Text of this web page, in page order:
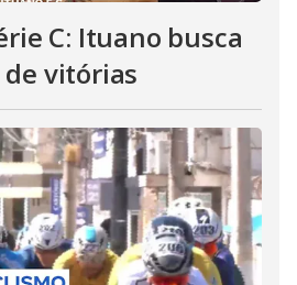
C: Ituano busca
vitórias